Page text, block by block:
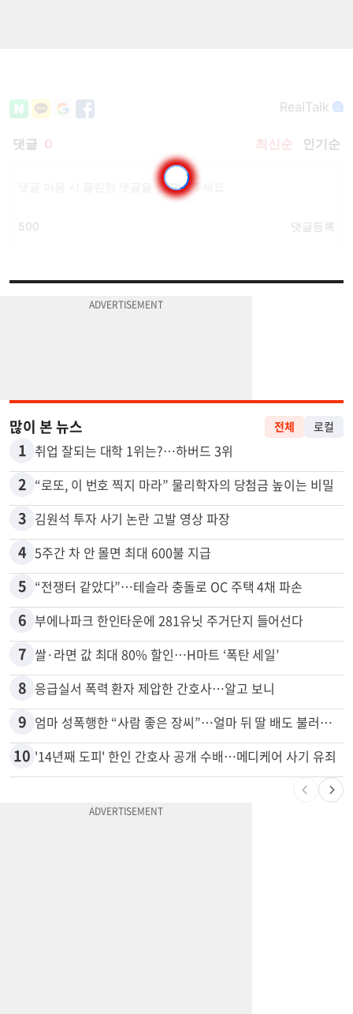
많이 본 뉴스
1 취업 잘되는 대학 1위는?…하버드 3위
2 “로또, 이 번호 찍지 마라” 물리학자의 당첨금 높이는 비밀
3 김원석 투자 사기 논란 고발 영상 파장
4 5주간 차 안 몰면 최대 600불 지급
5 “전쟁터 같았다”…테슬라 충돌로 OC 주택 4채 파손
6 부에나파크 한인타운에 281유닛 주거단지 들어선다
7 쌀·라면 값 최대 80% 할인…H마트 ‘폭탄 세일’
8 응급실서 폭력 환자 제압한 간호사…알고 보니
9 엄마 성폭행한 “사람 좋은 장씨”…얼마 뒤 딸 배도 불러왔다
'14년째 도피' 한인 간호사 공개 수배…메디케어 사기 유죄